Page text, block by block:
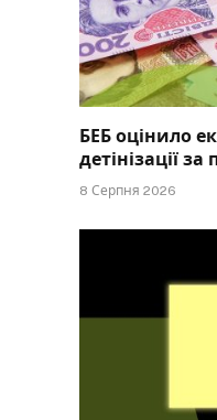
БЕБ оцінило
детінізації
8 Серпня 2026